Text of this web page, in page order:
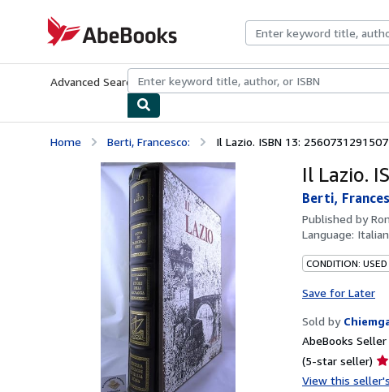
AbeBooks.com
Advanced Search Browse CollectionsRare BooksArt & Collectibles
Home Berti, Francesco: Il Lazio. ISBN 13: 2560731291507
Il Lazio.
Berti,
Published by
Language: Italian
CONDITION:
Save for Later
Sold by
AbeBooks
(5-star seller)
View this